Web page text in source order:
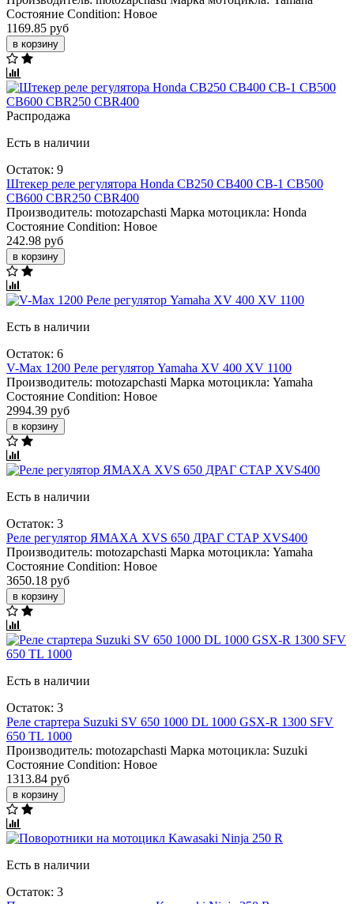
Состояние Condition: Новое
1169.85 руб
в корзину
Распродажа
Есть в наличии
Остаток: 9
Штекер реле регулятора Honda CB250 CB400 CB-1 CB500
CB600 CBR250 CBR400
Производитель: motozapchasti Марка мотоцикла: Honda
Состояние Condition: Новое
242.98 руб
в корзину
Есть в наличии
Остаток: 6
V-Max 1200 Реле регулятор Yamaha XV 400 XV 1100
Производитель: motozapchasti Марка мотоцикла: Yamaha
Состояние Condition: Новое
2994.39 руб
в корзину
Есть в наличии
Остаток: 3
Реле регулятор ЯМАХА XVS 650 ДРАГ СТАР XVS400
Производитель: motozapchasti Марка мотоцикла: Yamaha
Состояние Condition: Новое
3650.18 руб
в корзину
Есть в наличии
Остаток: 3
Реле стартера Suzuki SV 650 1000 DL 1000 GSX-R 1300 SFV
650 TL 1000
Производитель: motozapchasti Марка мотоцикла: Suzuki
Состояние Condition: Новое
1313.84 руб
в корзину
Есть в наличии
Остаток: 3